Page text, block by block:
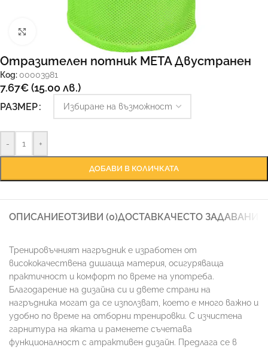
Отразителен потник META Двустранен
Код: 00003981
7.67€(15.00 лв.)
РАЗМЕР
- +
ДОБАВИ В КОЛИЧКАТА
ОПИСАНИЕОТЗИВИ (0)ДОСТАВКАЧЕСТО ЗАДАВАНИ
Тренировъчният нагръдник е изработен от
висококачествена дишаща материя, осигуряваща
практичност и комфорт по време на употреба.
Благодарение на дизайна си и двете страни на
нагръдника могат да се използват, което е много важно и
удобно по време на отборни тренировки. С изчистена
гарнитура на яката и раменете съчетава
функционалност с атрактивен дизайн. Предлага се в